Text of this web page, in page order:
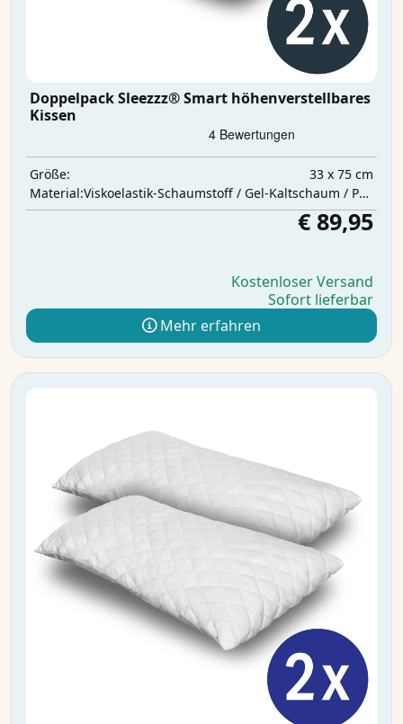
Doppelpack Sleezzz® Smart höhenverstellbares
Kissen
Größe:
33 x 75 cm
Material:
Viskoelastik-Schaumstoff / Gel-Kaltschaum / Polyesterwatte
€ 89,95
Kostenloser Versand
Sofort lieferbar
Mehr erfahren